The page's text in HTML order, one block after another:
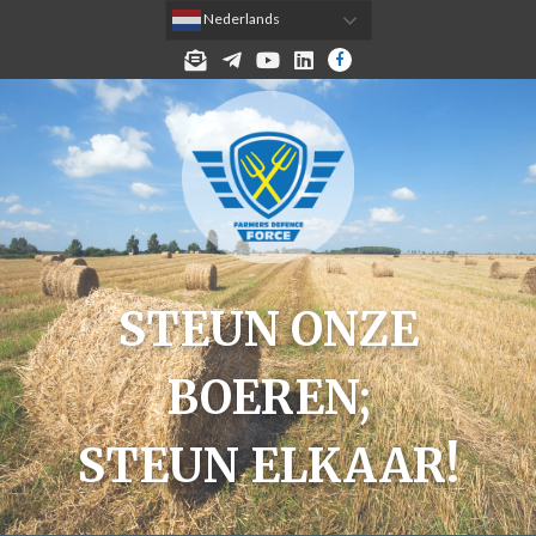
MELD JE AAN VOOR DE NIEUWSBRIEF!
TELEGRAMYOUTUBELINKEDINFACEBOOK
Nederlands
STEUN ONZE
BOEREN;
STEUN ELKAAR!